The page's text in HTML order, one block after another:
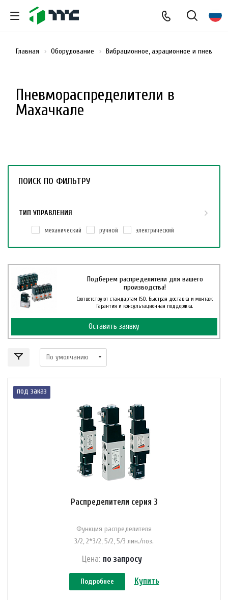
Пневмораспределители в
Махачкале
Главная Оборудование Вибрационное, аэрационное и
Подберем распределители для вашего
производства!
Соответствуют стандартам ISO. Быстрая доставка и монтаж.
Гарантия и консультационная поддержка.
Оставить заявку
под заказ
Распределители серия 3
Функция распределителя
3/2, 2*3/2, 5/2, 5/3 лин./поз.
Цена: по запросу
Подробнее Купить
ПОИСК ПО ФИЛЬТРУ
ТИП УПРАВЛЕНИЯ
механический ручной электрический